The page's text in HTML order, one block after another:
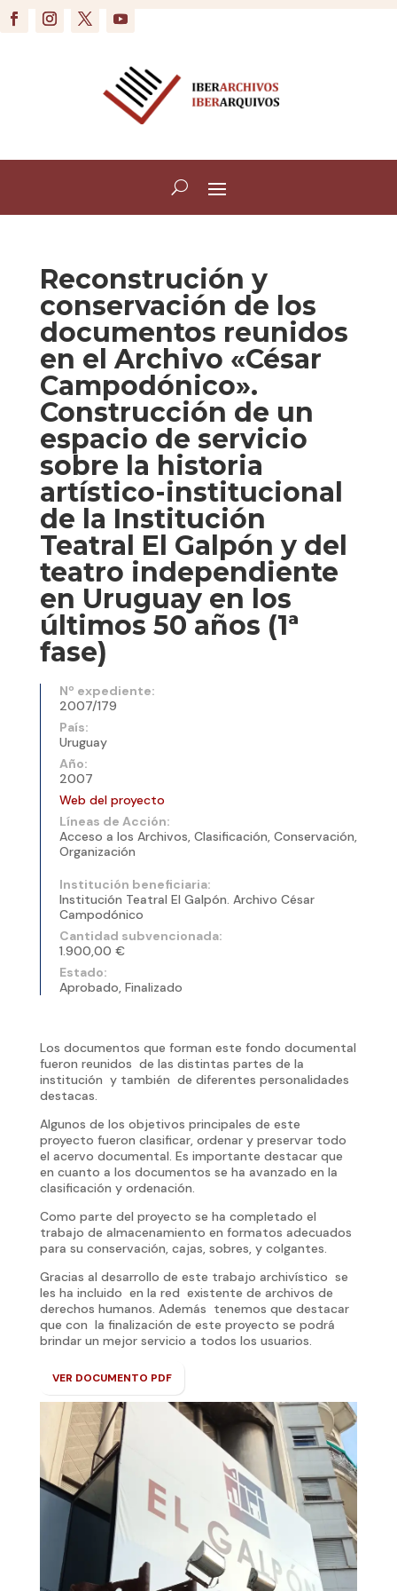
Reconstrución y
conservación de los
documentos reunidos
en el Archivo «César
Campodónico».
Construcción de un
espacio de servicio
sobre la historia
artístico-institucional
de la Institución
Teatral El Galpón y del
teatro independiente
en Uruguay en los
últimos 50 años (1ª
fase)
Nº expediente:
2007/179
País:
Uruguay
Año:
2007
Web del proyecto
Líneas de Acción:
Acceso a los Archivos, Clasificación, Conservación,
Organización
Institución beneficiaria:
Institución Teatral El Galpón. Archivo César
Campodónico
Cantidad subvencionada:
1.900,00 €
Estado:
Aprobado, Finalizado
Los documentos que forman este fondo documental
fueron reunidos de las distintas partes de la
institución y también de diferentes personalidades
destacas.
Algunos de los objetivos principales de este
proyecto fueron clasificar, ordenar y preservar todo
el acervo documental. Es importante destacar que
en cuanto a los documentos se ha avanzado en la
clasificación y ordenación.
Como parte del proyecto se ha completado el
trabajo de almacenamiento en formatos adecuados
para su conservación, cajas, sobres, y colgantes.
Gracias al desarrollo de este trabajo archivístico se
les ha incluido en la red existente de archivos de
derechos humanos. Además tenemos que destacar
que con la finalización de este proyecto se podrá
brindar un mejor servicio a todos los usuarios.
VER DOCUMENTO PDF